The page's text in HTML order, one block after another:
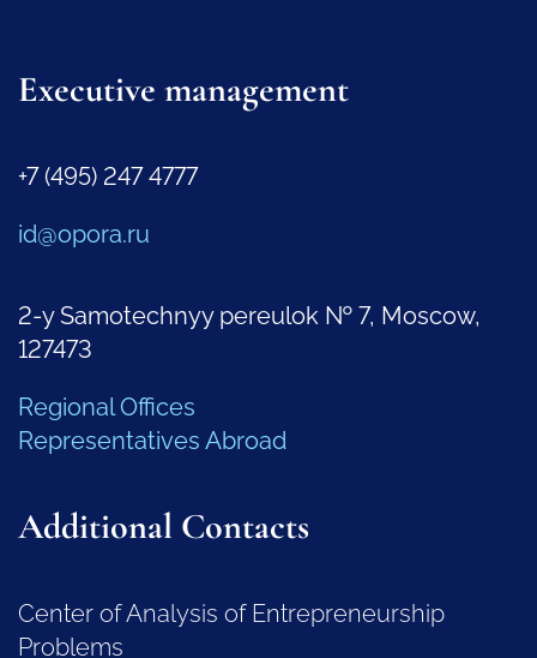
Executive management
+7 (495) 247 4777
id@opora.ru
2-y Samotechnyy pereulok № 7, Moscow,
127473
Regional Offices
Representatives Abroad
Additional Contacts
Center of Analysis of Entrepreneurship
Problems